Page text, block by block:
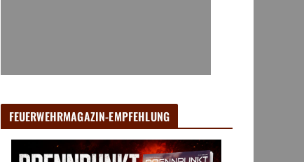
FEUERWEHRMAGAZIN-EMPFEHLUNG